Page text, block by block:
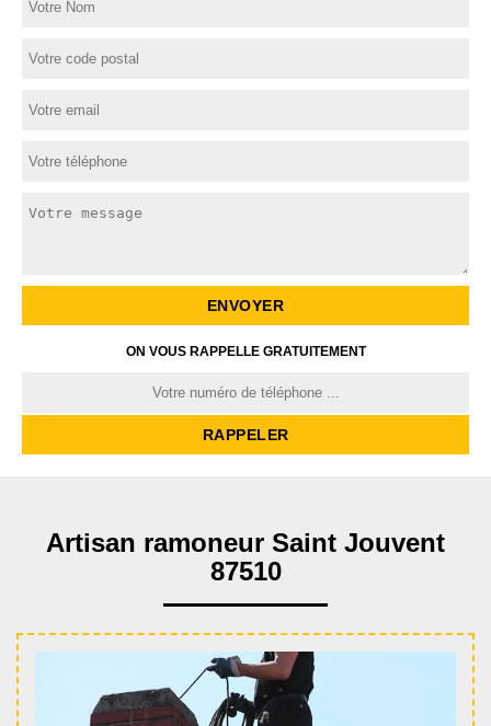
ON VOUS RAPPELLE GRATUITEMENT
Artisan ramoneur Saint Jouvent
87510